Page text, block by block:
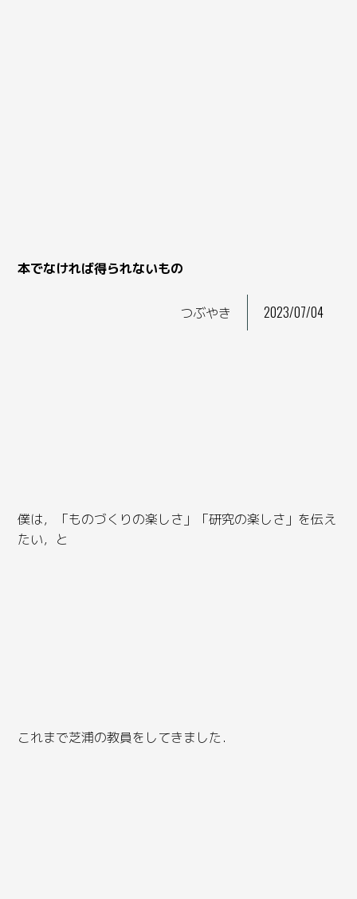
本でなければ得られないもの
つぶやき 2023/07/04
僕は，「ものづくりの楽しさ」「研究の楽しさ」を伝え
たい，と
これまで芝浦の教員をしてきました．